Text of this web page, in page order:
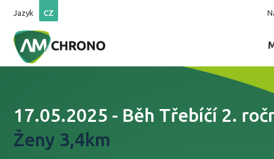
Jazyk CZ
17.05.2025 - Běh Třebíčí 2.
Ženy 3,4km